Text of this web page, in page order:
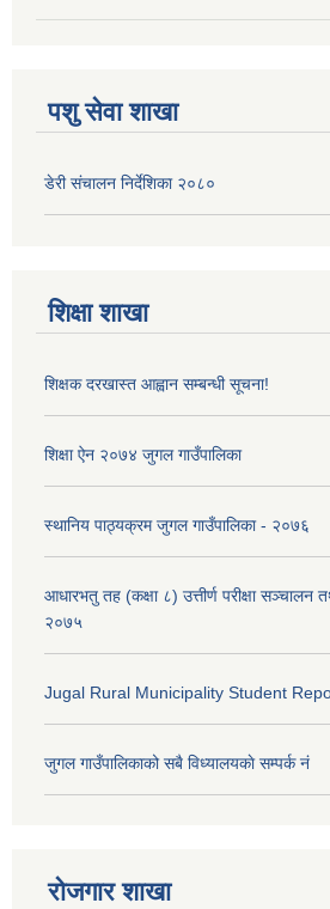
पशु सेवा शाखा
डेरी संचालन निर्देशिका २०८०
शिक्षा शाखा
शिक्षक दरखास्त आह्वान सम्बन्धी सूचना!
शिक्षा ऐन २०७४ जुगल गाउँपालिका
स्थानिय पाठ्यक्रम जुगल गाउँपालिका - २०७६
आधारभतु तह (कक्षा ८) उत्तीर्ण परीक्षा सञ्चालन
२०७५
Jugal Rural Municipality Student
जुगल गाउँपालिकाको सबै विध्यालयकाे सम्पर्क नं
रोजगार शाखा